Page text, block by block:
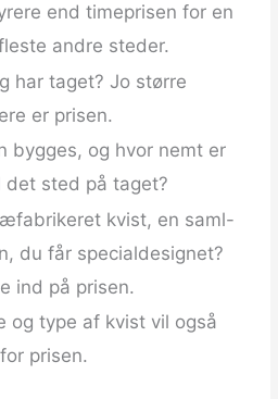
end timeprisen for en
andre steder.
har taget? Jo større
er prisen.
bygges, og hvor nemt er
sted på taget?
kvist, en saml-
du får specialdesignet?
ind på prisen.
og type af kvist vil også
prisen.